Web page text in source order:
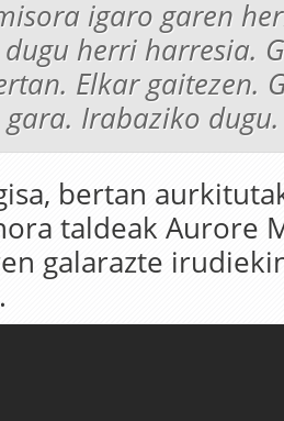
igaro garen
dugu herri harresia.
Elkar gaitezen.
gara. Irabaziko dugu.
bertan
taldeak Aurore
galarazte